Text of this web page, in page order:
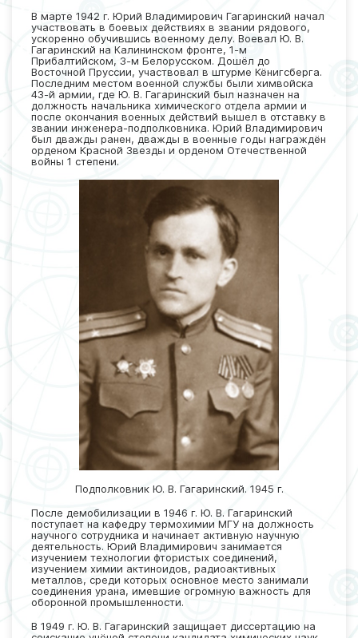
В марте 1942 г. Юрий Владимирович Гагаринский начал
участвовать в боевых действиях в звании рядового,
ускоренно обучившись военному делу. Воевал Ю. В.
Гагаринский на Калининском фронте, 1-м
Прибалтийском, 3-м Белорусском. Дошёл до
Восточной Пруссии, участвовал в штурме Кёнигсберга.
Последним местом военной службы были химвойска
43-й армии, где Ю. В. Гагаринский был назначен на
должность начальника химического отдела армии и
после окончания военных действий вышел в отставку в
звании инженера-подполковника. Юрий Владимирович
был дважды ранен, дважды в военные годы награждён
орденом Красной Звезды и орденом Отечественной
войны 1 степени.
Подполковник Ю. В. Гагаринский. 1945 г.
После демобилизации в 1946 г. Ю. В. Гагаринский
поступает на кафедру термохимии МГУ на должность
научного сотрудника и начинает активную научную
деятельность. Юрий Владимирович занимается
изучением технологии фтористых соединений,
изучением химии актиноидов, радиоактивных
металлов, среди которых основное место занимали
соединения урана, имевшие огромную важность для
оборонной промышленности.
В 1949 г. Ю. В. Гагаринский защищает диссертацию на